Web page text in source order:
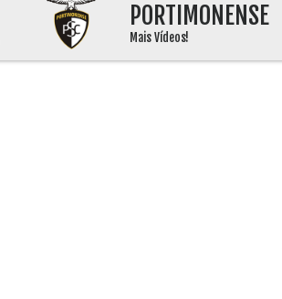
PORTIMONENSE
Mais Vídeos!